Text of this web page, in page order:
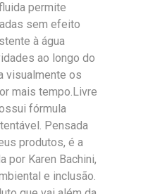
permite
sem efeito
à água
ao longo do
visualmente os
mais tempo.Livre
fórmula
Pensada
produtos, é a
por Karen Bachini,
e inclusão.